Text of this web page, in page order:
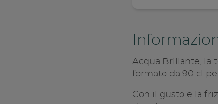
Acqua Brillante, la
formato da 90 cl
Con il gusto e la